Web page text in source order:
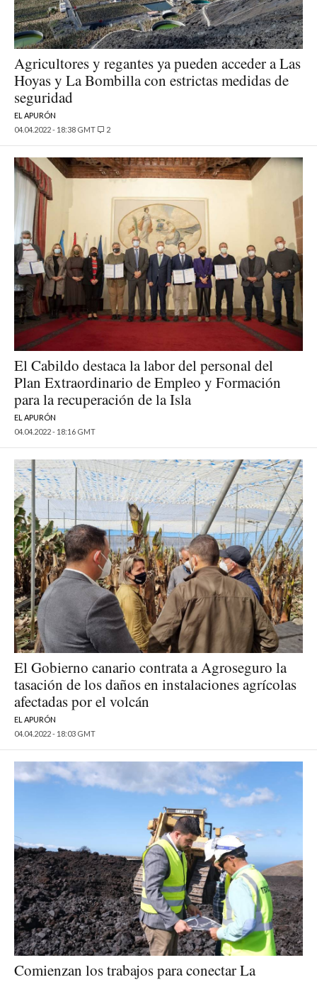
Agricultores y regantes ya pueden acceder a Las
Hoyas y La Bombilla con estrictas medidas de
seguridad
EL APURÓN
04.04.2022 - 18:38 GMT
2
El Cabildo destaca la labor del personal del
Plan Extraordinario de Empleo y Formación
para la recuperación de la Isla
EL APURÓN
04.04.2022 - 18:16 GMT
El Gobierno canario contrata a Agroseguro la
tasación de los daños en instalaciones agrícolas
afectadas por el volcán
EL APURÓN
04.04.2022 - 18:03 GMT
Comienzan los trabajos para conectar La